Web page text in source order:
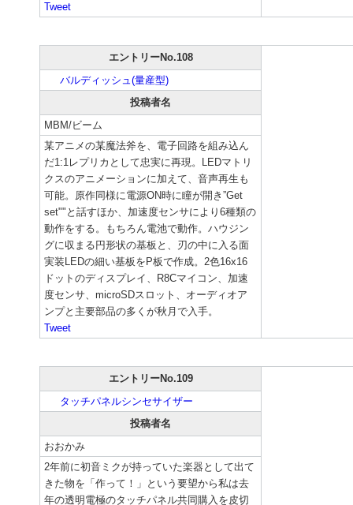
Tweet
エントリーNo.108
バルディッシュ(量産型)
投稿者名
MBM/ビーム
某アニメの某魔法斧を、電子回路を組み込ん
だ1:1レプリカとして忠実に再現。LEDマトリ
クスのアニメーションに加えて、音声再生も
可能。原作同様に電源ON時に瞳が開き”Get
set""と話すほか、加速度センサにより6種類の
動作をする。もちろん電池で動作。ハウジン
グに収まる円形状の基板と、刃の中に入る面
実装LEDの細い基板をP板で作成。2色16x16
ドットのディスプレイ、R8Cマイコン、加速
度センサ、microSDスロット、オーディオア
ンプと主要部品の多くが秋月で入手。
Tweet
エントリーNo.109
タッチパネルシンセサイザー
投稿者名
おおかみ
2年前に初音ミクが持っていた楽器として出て
きた物を「作って！」という要望から私は去
年の透明電極のタッチパネル共同購入を皮切